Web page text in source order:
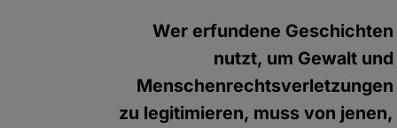
Wer erfundene Geschichten
nutzt, um Gewalt und
Menschenrechtsverletzungen
zu legitimieren, muss von jenen,